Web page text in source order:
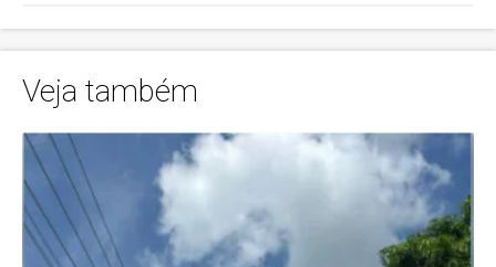
Veja também